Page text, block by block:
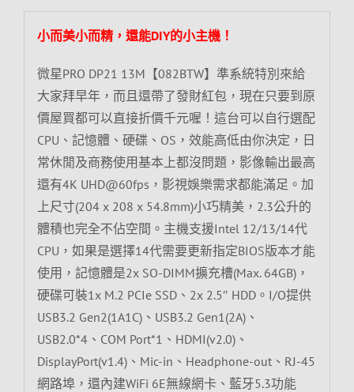
小而美小而精，還能DIY的小主機！
微星PRO DP21 13M【082BTW】準系統特別來給
大家拜早年，而且還帶了發財紅包，現在只要到原
價屋買都可以直接折價千元喔！這台可以自行選配
CPU、記憶體、硬碟、OS，效能高低由你決定，日
常休閒及商務使用基本上都沒問題，影像輸出最高
還有4K UHD@60fps，影視娛樂需求都能滿足。加
上尺寸(204 x 208 x 54.8mm)小巧精美，2.3公升的
體積也完全不佔空間。主機支援Intel 12/13/14代
CPU，如果是選擇14代需要更新指定BIOS版本才能
使用，記憶體是2x SO-DIMM擴充槽(Max. 64GB)，
硬碟可裝1x M.2 PCIe SSD、2x 2.5″ HDD。I/O提供
USB3.2 Gen2(1A1C)、USB3.2 Gen1(2A)、
USB2.0*4、COM Port*1、HDMI(v2.0)、
DisplayPort(v1.4)、Mic-in、Headphone-out、RJ-45
網路埠，還內建WiFi 6E無線網卡、藍牙5.3功能